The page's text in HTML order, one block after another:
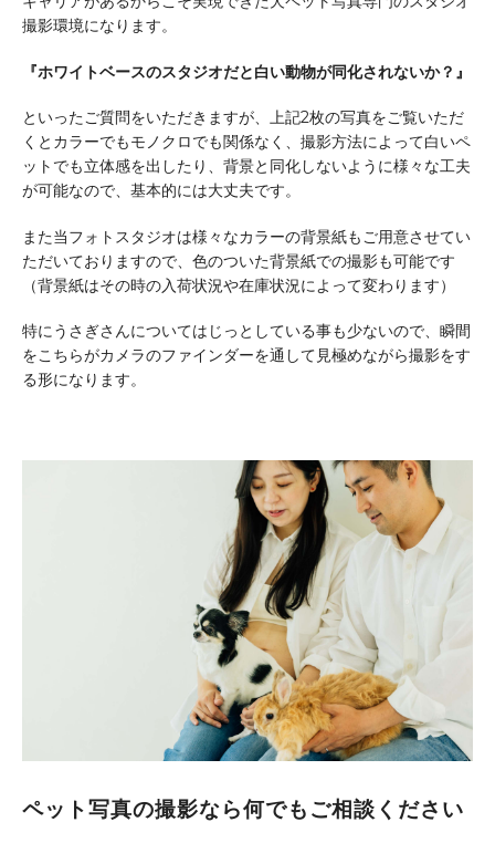
撮影環境になります。
『ホワイトベースのスタジオだと白い動物が同化されないか？』
といったご質問をいただきますが、上記2枚の写真をご覧いただ
くとカラーでもモノクロでも関係なく、撮影方法によって白いペ
ットでも立体感を出したり、背景と同化しないように様々な工夫
が可能なので、基本的には大丈夫です。
また当フォトスタジオは様々なカラーの背景紙もご用意させてい
ただいておりますので、色のついた背景紙での撮影も可能です
（背景紙はその時の入荷状況や在庫状況によって変わります）
特にうさぎさんについてはじっとしている事も少ないので、瞬間
をこちらがカメラのファインダーを通して見極めながら撮影をす
る形になります。
ペット写真の撮影なら何でもご相談ください